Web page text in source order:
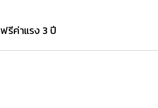
รีค่าแรง 3 ปี